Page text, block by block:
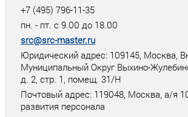
+7 (495) 796-11-35
пн. - пт. с 9.00 до 18.00
src@src-master.ru
Юридический адрес: 109145, Москва,
Муниципальный Округ Выхино-
д. 2, стр. 1, помещ. 31/Н
Почтовый адрес: 119048, Москва, а/я
развития персонала